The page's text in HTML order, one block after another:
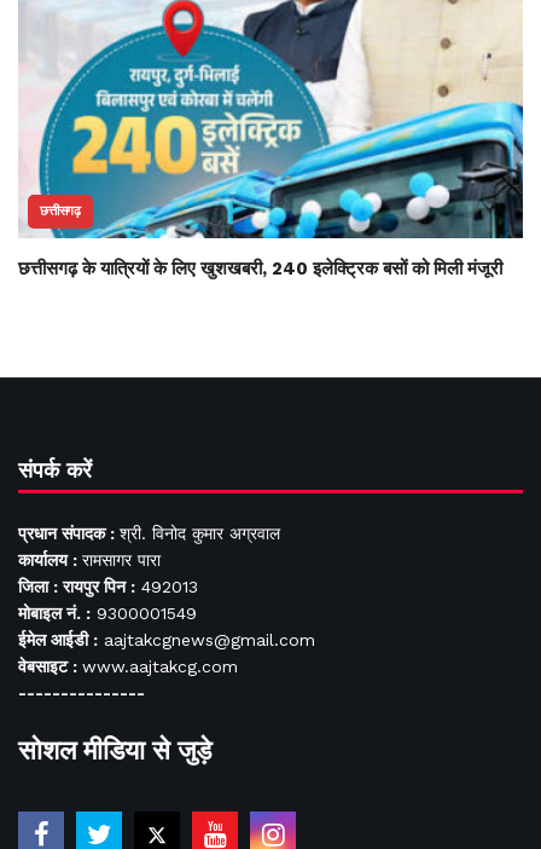
छत्तीसगढ़
छत्तीसगढ़ के यात्रियों के लिए खुशखबरी, 240 इलेक्ट्रिक बसों को मिली मंजूरी
संपर्क करें
प्रधान संपादक : श्री. विनोद कुमार अग्रवाल
कार्यालय : रामसागर पारा
जिला : रायपुर पिन : 492013
मोबाइल नं. : 9300001549
ईमेल आईडी : aajtakcgnews@gmail.com
वेबसाइट : www.aajtakcg.com
---------------
सोशल मीडिया से जुड़े